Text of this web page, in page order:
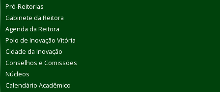
Pró-Reitorias
Gabinete da Reitora
Agenda da Reitora
Polo de Inovação Vitória
Cidade da Inovação
Conselhos e Comissões
Núcleos
Calendário Acadêmico